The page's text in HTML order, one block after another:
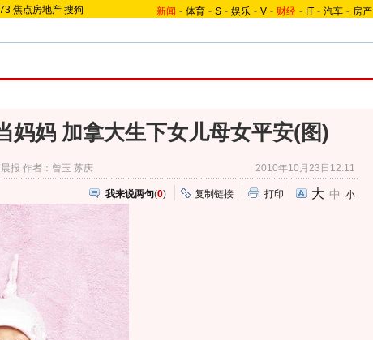
焦点房地产 搜狗 新闻 - 体育 - S - 娱乐 - V - 财经 - IT - 汽车 - 房产
妈妈 加拿大生下女儿母女平安(图)
报 作者：曾玉 苏庆 2010年10月23日12:11
我来说两句(0) 复制链接 打印 大 中 小